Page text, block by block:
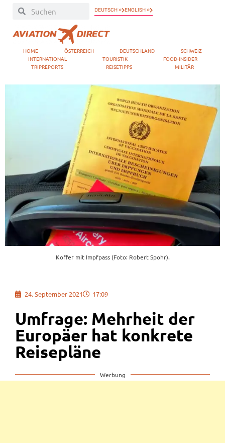
DEUTSCH » ENGLISH »
HOME ÖSTERREICH DEUTSCHLAND
SCHWEIZ
INTERNATIONAL
TOURISTIK
FOOD-INSIDER
TRIPREPORTS
REISETIPPS MILITÄR
Koffer mit Impfpass (Foto: Robert Spohr).
24. September 2021 17:09
Umfrage: Mehrheit der
Europäer hat konkrete
Reisepläne
Werbung